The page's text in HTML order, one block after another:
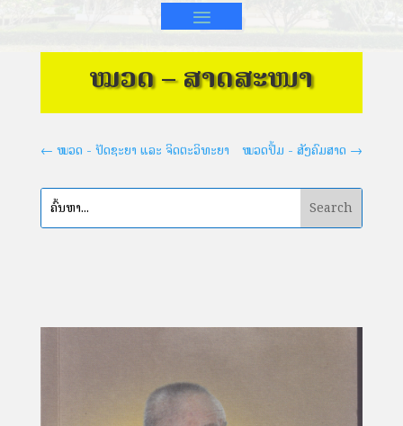
ໝວດ – ສາດສະໜາ
← ໝວດ - ປັດຊະຍາ ແລະ ຈິດຕະວິທະຍາ ໝວດປຶ້ມ - ສັງຄົມສາດ →